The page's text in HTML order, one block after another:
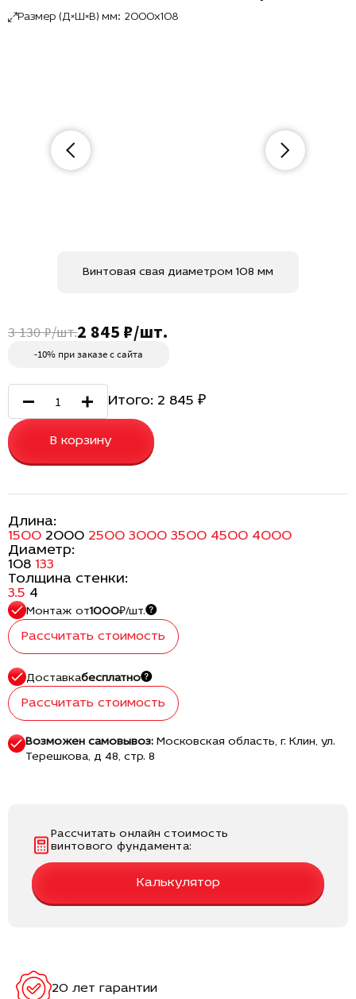
Размер (Д×Ш×В) мм: 2000x108
3 130 ₽/шт.2 845 ₽/шт.
-10% при заказе с сайта
Итого: 2 845 ₽
В корзину
Длина:
1500 2000 2500 3000 3500 4500 4000
Диаметр:
108 133
Толщина стенки:
3.5 4
Монтаж от1000₽/шт.
Рассчитать стоимость
Доставкабесплатно
Рассчитать стоимость
Возможен самовывоз:Московская область, г. Клин, ул.
Терешкова, д 48, стр. 8
Рассчитать онлайн стоимость
винтового фундамента:
Калькулятор
Винтовая свая диаметром 108 мм
20 лет гарантии